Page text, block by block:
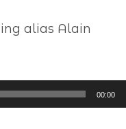
alias Alain
00:00